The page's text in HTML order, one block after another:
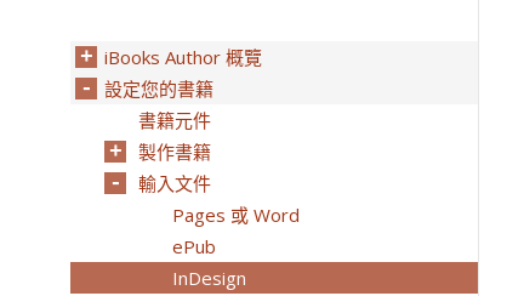
iBooks Author 概覽
設定您的書籍
書籍元件
製作書籍
輸入文件
Pages 或 Word
ePub
InDesign